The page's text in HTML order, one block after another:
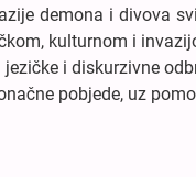
demona i divova
kulturnom i
i diskurzivne
pobjede, uz